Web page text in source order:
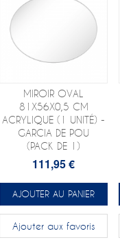
MIROIR OVAL
81X56X0,5 CM
ACRYLIQUE (1 UNITÉ) -
GARCIA DE POU
(PACK DE 1)
111,95 €
AJOUTER AU PANIER
Ajouter aux favoris